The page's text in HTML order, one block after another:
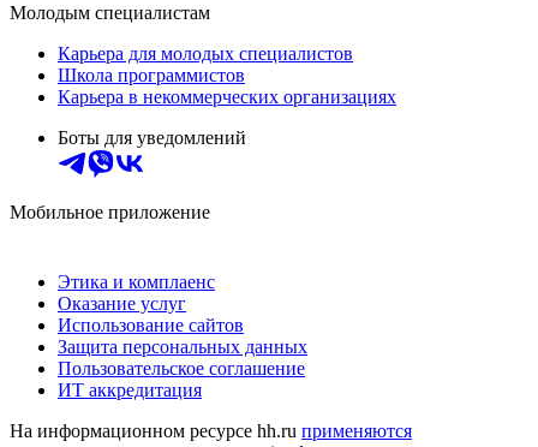
Молодым специалистам
Карьера для молодых специалистов
Школа программистов
Карьера в некоммерческих организациях
Боты для уведомлений
Мобильное приложение
Этика и комплаенс
Оказание услуг
Использование сайтов
Защита персональных данных
Пользовательское соглашение
ИТ аккредитация
На информационном ресурсе hh.ru применяются